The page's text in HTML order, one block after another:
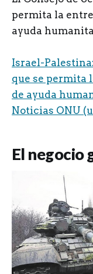
permita la
ayuda
Israel-
que se permita
de ayuda
Noticias ONU
El negocio